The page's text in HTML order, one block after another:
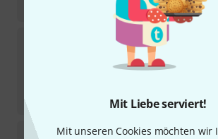
Mit Liebe serviert!
Mit unseren Cookies möchten wir
Air Cello Case BG/BK Fiedler
In 7–9 Wochen lieferbar
UVP: 1.880 €
-21%
GewaPure Cello Gig Bag CS 25